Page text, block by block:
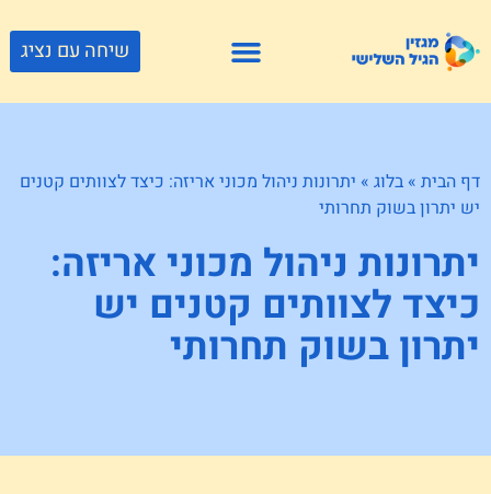
שיחה עם נציג
דף הבית » בלוג » יתרונות ניהול מכוני אריזה: כיצד לצוותים קטנים
יש יתרון בשוק תחרותי
יתרונות ניהול מכוני אריזה:
כיצד לצוותים קטנים יש
יתרון בשוק תחרותי